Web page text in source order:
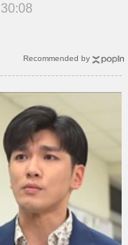
Recommended by